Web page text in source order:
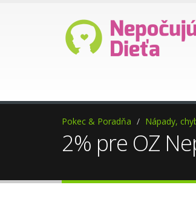
Ako darovať 2%?
Pokec & Poradňa Nápady,
2% pre OZ